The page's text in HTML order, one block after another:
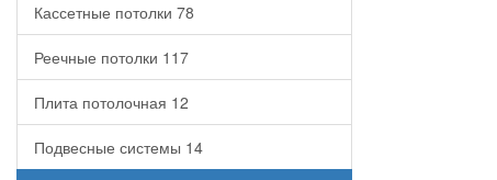
Кассетные потолки 78
Реечные потолки 117
Плита потолочная 12
Подвесные системы 14